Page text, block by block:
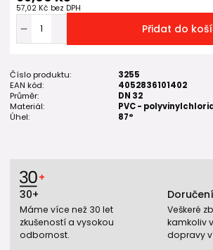
57,02 Kč bez DPH
Přidat do
Číslo produktu:
3255
EAN kód:
4052836101402
Průměr:
DN 32
Materiál:
PVC -
Úhel:
87°
30+
Máme více než 30 let
zkušeností a vysokou
odbornost.
Veškeré
kamkoliv
dopravy